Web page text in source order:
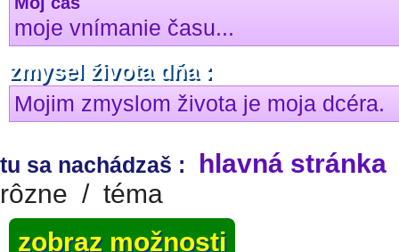
moje vnímanie času...
zmysel života dňa :
Mojim zmyslom života je moja dcéra.
tu sa nachádzaš : hlavná stránka
rôzne / téma
zobraz možnosti